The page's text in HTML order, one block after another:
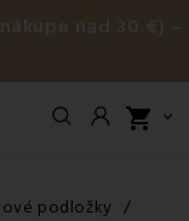
nad 30 €) –
shopping_cart 
podložky